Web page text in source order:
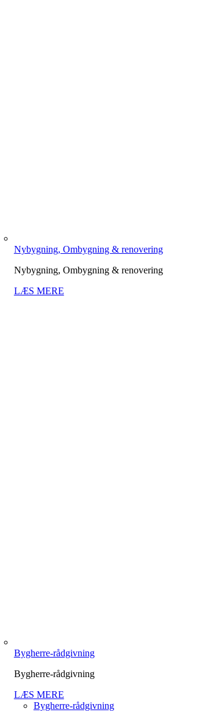
Nybygning, Ombygning & renovering
Nybygning, Ombygning & renovering
LÆS MERE
Bygherre-rådgivning
Bygherre-rådgivning
LÆS MERE
Bygherre-rådgivning